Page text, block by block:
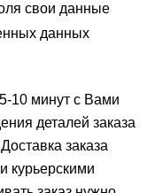
свои данные
данных
10 минут с Вами
деталей заказа
заказа
курьерскими